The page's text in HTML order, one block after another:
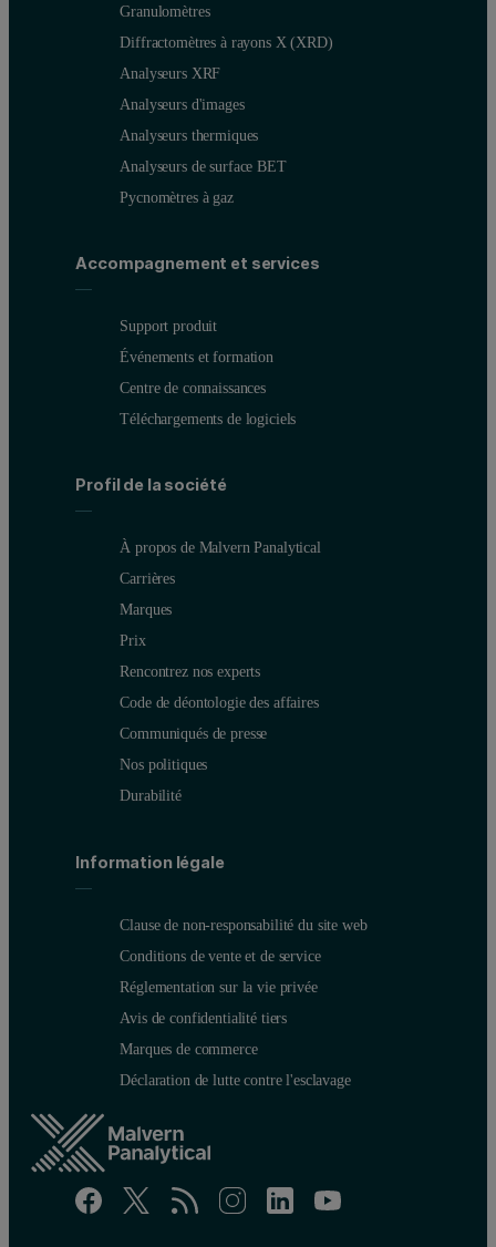
Granulomètres
Diffractomètres à rayons X (XRD)
Analyseurs XRF
Analyseurs d'images
Analyseurs thermiques
Analyseurs de surface BET
Pycnomètres à gaz
Accompagnement et services
Support produit
Événements et formation
Centre de connaissances
Téléchargements de logiciels
Profil de la société
À propos de Malvern Panalytical
Carrières
Marques
Prix
Rencontrez nos experts
Code de déontologie des affaires
Communiqués de presse
Nos politiques
Durabilité
Information légale
Clause de non-responsabilité du site web
Conditions de vente et de service
Réglementation sur la vie privée
Avis de confidentialité tiers
Marques de commerce
Déclaration de lutte contre l'esclavage